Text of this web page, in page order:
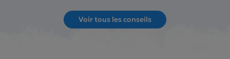
Voir tous les conseils